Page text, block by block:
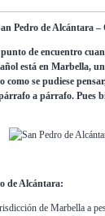
Pedro de Alcántara –
de encuentro
está en Marbella,
como se pudiese
a párrafo. Pues
de Alcántara:
de Marbella a